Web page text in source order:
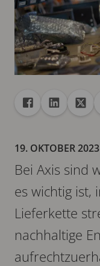
Freigabe
Teilen aufTeilen auf
19. OKTOBER 2023
Bei Axis sind
es wichtig ist,
Lieferkette
nachhaltige